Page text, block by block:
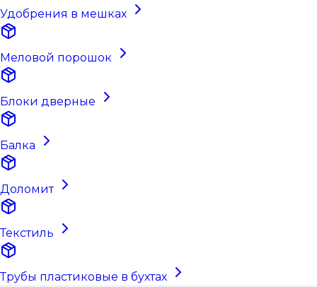
Удобрения в мешках
Меловой порошок
Блоки дверные
Балка
Доломит
Текстиль
Трубы пластиковые в бухтах